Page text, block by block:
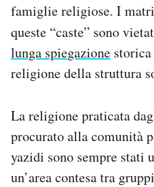
famiglie religiose. I
queste “caste” sono
lunga spiegazione
religione della struttura
La religione praticata
procurato alla comunità
yazidi sono sempre stati
un’area contesa tra